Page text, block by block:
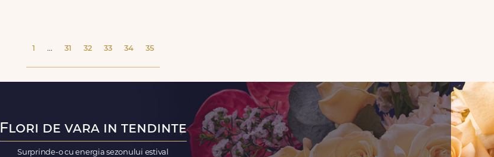
1 ... 31 32 33 34 35
Flori de vara in tendinte
Surprinde-o cu energia sezonului estival